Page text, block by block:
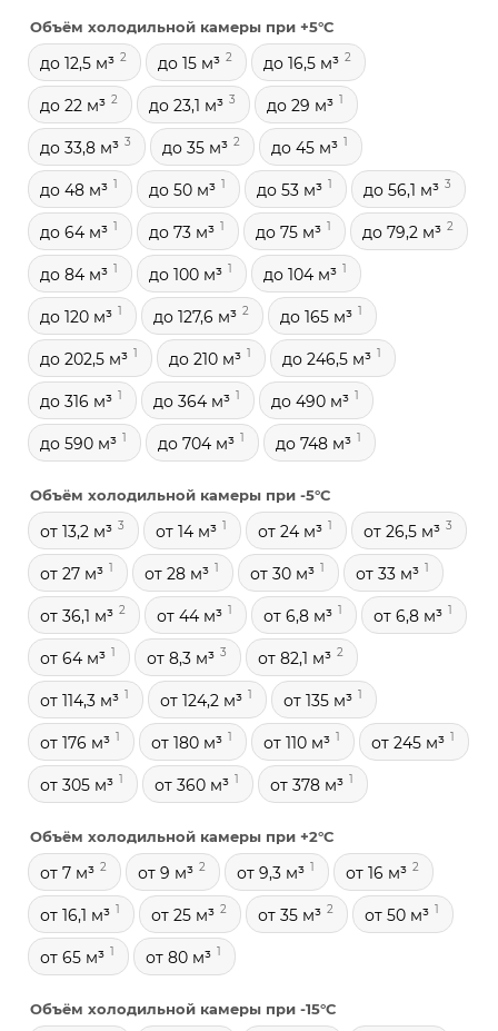
Объём холодильной камеры при +5°С
до 12,5 м³ 2 до 15 м³ 2 до 16,5 м³ 2
до 22 м³ 2 до 23,1 м³ 3 до 29 м³ 1
до 33,8 м³ 3 до 35 м³ 2 до 45 м³ 1
до 48 м³ 1 до 50 м³ 1 до 53 м³ 1 до 56,1 м³ 3
до 64 м³ 1 до 73 м³ 1 до 75 м³ 1 до 79,2 м³ 2
до 84 м³ 1 до 100 м³ 1 до 104 м³ 1
до 120 м³ 1 до 127,6 м³ 2 до 165 м³ 1
до 202,5 м³ 1 до 210 м³ 1 до 246,5 м³ 1
до 316 м³ 1 до 364 м³ 1 до 490 м³ 1
до 590 м³ 1 до 704 м³ 1 до 748 м³ 1
Объём холодильной камеры при -5°С
от 13,2 м³ 3 от 14 м³ 1 от 24 м³ 1 от 26,5 м³ 3
от 27 м³ 1 от 28 м³ 1 от 30 м³ 1 от 33 м³ 1
от 36,1 м³ 2 от 44 м³ 1 от 6,8 м³ 1 от 6,8 м³ 1
от 64 м³ 1 от 8,3 м³ 3 от 82,1 м³ 2
от 114,3 м³ 1 от 124,2 м³ 1 от 135 м³ 1
от 176 м³ 1 от 180 м³ 1 от 110 м³ 1 от 245 м³ 1
от 305 м³ 1 от 360 м³ 1 от 378 м³ 1
Объём холодильной камеры при +2°С
от 7 м³ 2 от 9 м³ 2 от 9,3 м³ 1 от 16 м³ 2
от 16,1 м³ 1 от 25 м³ 2 от 35 м³ 2 от 50 м³ 1
от 65 м³ 1 от 80 м³ 1
Объём холодильной камеры при -15°С